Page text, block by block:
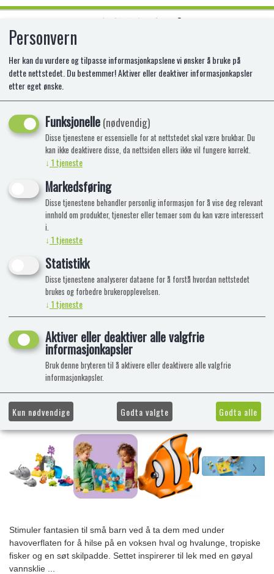
LEGO 10972 VILLE DYR FRA
HAVDYPET
LE-10972
Stimuler fantasien til små barn ved å ta dem med under
havoverflaten for å hilse på en voksen hval og hvalunge, tropiske
fisker og en søt skilpadde. Settet inspirerer til lek med en gøyal
vannsklie ...
Personvern
Her kan du vurdere og tilpasse informasjonkapslene vi ønsker å bruke på
dette nettstedet. Du bestemmer! Aktiver eller deaktiver informasjonkapsler
etter eget ønske.
Funksjonelle(nødvendig)
Disse tjenestene er essensielle for at nettstedet skal være brukbar. Du
kan ikke deaktivere disse, da nettsiden ellers ikke vil fungere korrekt.
↓ 1tjeneste
Markedsføring
Disse tjenestene behandler personlig informasjon for å vise deg relevant
innhold om produkter, tjenester eller temaer som du kan være interessert
i.
↓ 1tjeneste
Statistikk
Disse tjenestene analyserer dataene for å forstå hvordan nettstedet
brukes og forbedre brukeropplevelsen.
↓ 1tjeneste
Aktiver eller deaktiver alle valgfrie
informasjonkapsler
Bruk denne bryteren til å aktivere eller deaktivere alle valgfrie
informasjonkapsler.
Kun nødvendige Godta valgte Godta alle